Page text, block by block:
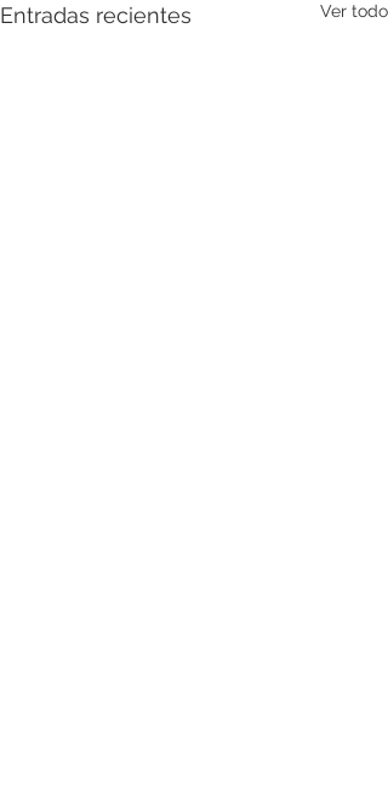
Entradas recientes Ver todo